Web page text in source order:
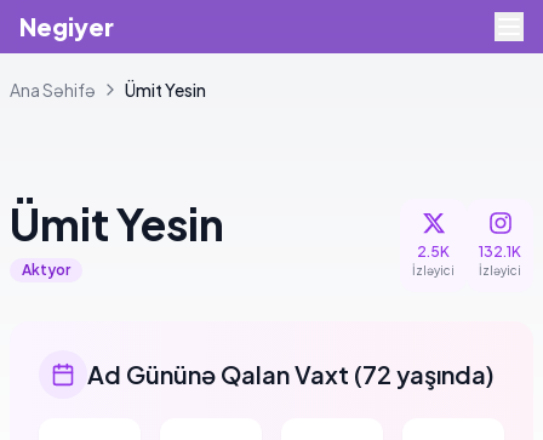
Negiyer
Ana Səhifə ÜmitYesin
ÜmitYesin
Aktyor
2.5K
İzləyici
132.1K
İzləyici
Ad Gününə Qalan Vaxt (72 yaşında)